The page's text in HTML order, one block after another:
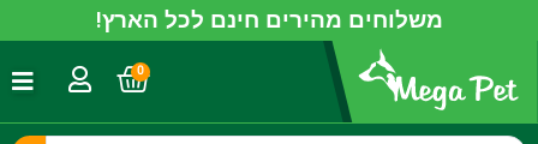
משלוחים מהירים חינם לכל הארץ!
0